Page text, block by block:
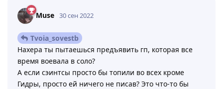
Muse 30 сен 2022
Tvoia_sovestb
Нахера ты пытаешься предъявить гп, которая все
время воевала в соло?
А если сэинтсы просто бы топили во всех кроме
Гидры, просто ей ничего не писав? Это что-то бы